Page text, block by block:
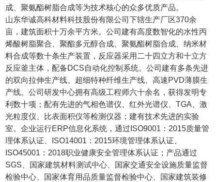
成、聚氨酯树脂合成等为技术核心的众多优质产品。
山东华诚高科材料科技股份有限公司下辖生产厂区370余
亩，建筑面积十万余平方米。公司建有高度数智化的水性丙
烯酸树脂聚合、聚酯多元醇合成、聚氨酯树脂合成、纳米材
料合成等数十条生产装置，反应器采用二十四立方和十立方
反应釜主体，配备DCS自动化控制系统。公司建有多条先进
的双向拉伸生产线、超细特种纤维生产线、高速PVD薄膜生
产线。公司研发中心拥有高级工程师六十余名，获得发明专
利数十项；配有先进的气相色谱仪、红外光谱仪、TGA、激
光粒度仪、比表面积仪等检测仪器；建有技术先进的实验
室。企业运行ERP信息化系统，通过ISO9001：2015质量管
理体系认证、ISO14001：2015环境管理体系认证、
ISO45001：2018职业健康安全管理体系认证；产品通过
SGS、国家建筑材料测试中心、国家交通安全设施质量监督
检验中心、国家体育用品质量监督检验中心、国家建筑装修